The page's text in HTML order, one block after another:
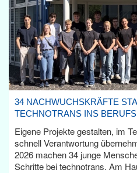
34 NACHWUCHSKRÄFTE
TECHNOTRANS INS
Eigene Projekte gestalten, im
schnell Verantwortung
2026 machen 34 junge
Schritte bei technotrans. Am